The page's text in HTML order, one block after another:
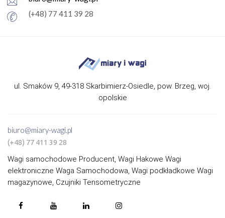
(+48) 77 411 39 28
ul. Smaków 9, 49-318 Skarbimierz-Osiedle, pow. Brzeg, woj.
opolskie
biuro@miary-wagi.pl
(+48) 77 411 39 28
Wagi samochodowe Producent, Wagi Hakowe Wagi
elektroniczne Waga Samochodowa, Wagi podkładkowe Wagi
magazynowe, Czujniki Tensometryczne